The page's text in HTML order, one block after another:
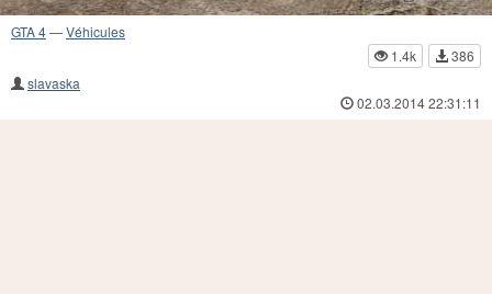
GTA 4—Véhicules
1.4k
386
slavaska
02.03.2014 22:31:11